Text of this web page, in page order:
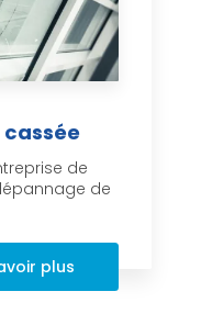
de
de
plus